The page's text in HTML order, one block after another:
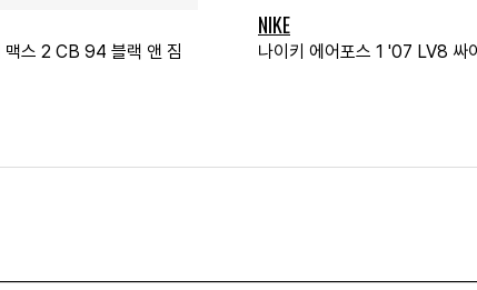
맥스 2 CB 94 블랙 앤 짐
NIKE
나이키 에어포스 1 '07 LV8 싸